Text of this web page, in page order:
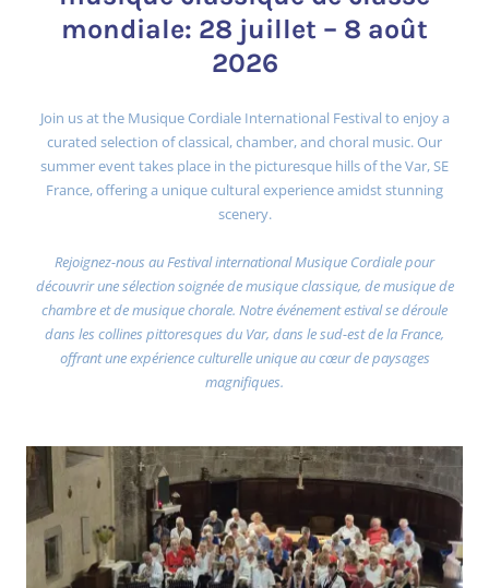
mondiale: 28 juillet – 8 août
2026
Join us at the Musique Cordiale International Festival to enjoy a
curated selection of classical, chamber, and choral music. Our
summer event takes place in the picturesque hills of the Var, SE
France, offering a unique cultural experience amidst stunning
scenery.
Rejoignez-nous au Festival international Musique Cordiale pour
découvrir une sélection soignée de musique classique, de musique de
chambre et de musique chorale. Notre événement estival se déroule
dans les collines pittoresques du Var, dans le sud-est de la France,
offrant une expérience culturelle unique au cœur de paysages
magnifiques.